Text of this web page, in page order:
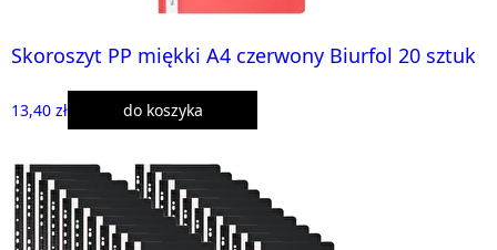
Skoroszyt PP miękki A4 czerwony Biurfol 20 sztuk
13,40 zł do koszyka